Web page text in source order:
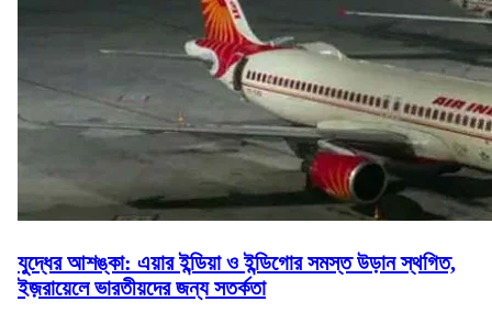
যুদ্ধের আশঙ্কা: এয়ার ইন্ডিয়া ও ইন্ডিগোর সমস্ত উড়ান স্থগিত,
ইজ়রায়েলে ভারতীয়দের জন্য সতর্কতা